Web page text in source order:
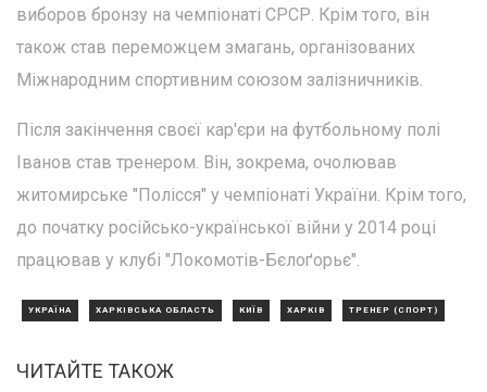
виборов бронзу на чемпіонаті СРСР. Крім того, він
також став переможцем змагань, організованих
Міжнародним спортивним союзом залізничників.
Після закінчення своєї кар'єри на футбольному полі
Іванов став тренером. Він, зокрема, очолював
житомирське "Полісся" у чемпіонаті України. Крім того,
до початку російсько-української війни у 2014 році
працював у клубі "Локомотів-Бєлоґорьє".
УКРАЇНА ХАРКІВСЬКА ОБЛАСТЬ КИЇВ ХАРКІВ ТРЕНЕР (СПОРТ)
ЧИТАЙТЕ ТАКОЖ